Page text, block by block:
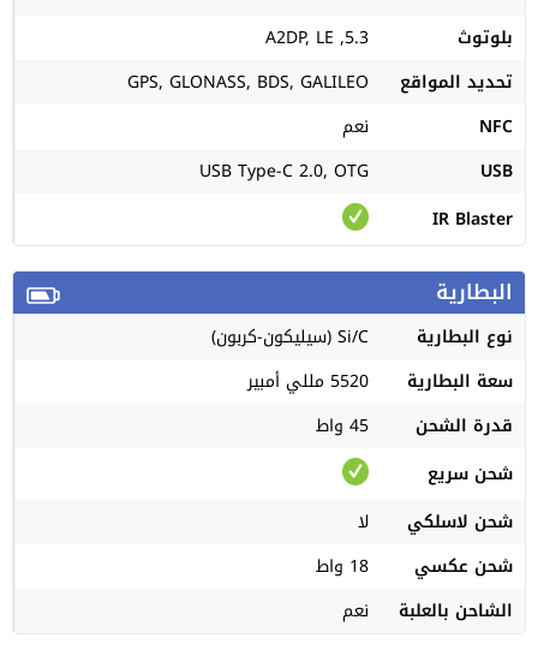
بلوتوث
5.3, A2DP, LE
تحديد المواقع
GPS, GLONASS, BDS, GALILEO
NFC
نعم
USB
USB Type-C 2.0, OTG
IR Blaster
البطارية
نوع البطارية
Si/C (سيليكون-كربون)
سعة البطارية
5520 مللي أمبير
قدرة الشحن
45 واط
شحن سريع
شحن لاسلكي
لا
شحن عكسي
18 واط
الشاحن بالعلبة
نعم